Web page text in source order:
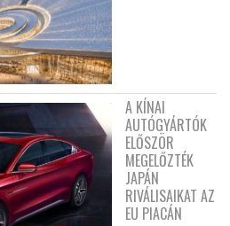
A KÍNAI
AUTÓGYÁRTÓK
ELŐSZÖR
MEGELŐZTÉK
JAPÁN
RIVÁLISAIKAT AZ
EU PIACÁN